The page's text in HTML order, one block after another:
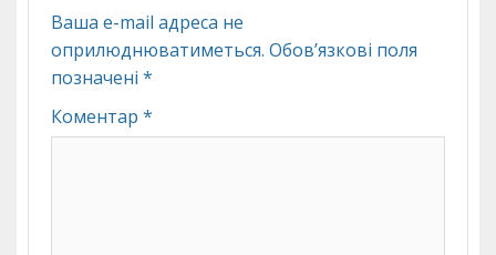
Ваша e-mail адреса не
оприлюднюватиметься. Обов’язкові поля
позначені *
Коментар *